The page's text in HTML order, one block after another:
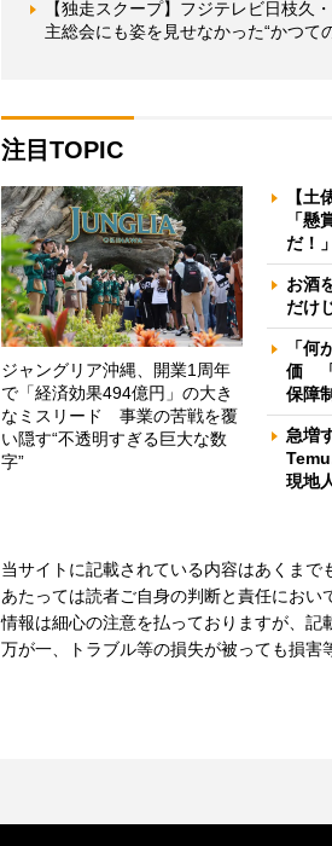
【独走スクープ】フジテレビ日枝
主総会にも姿を見せなかった“かつて
注目TOPIC
ジャングリア沖縄、開業1周年
で「経済効果494億円」の大き
なミスリード 事業の苦戦を覆
い隠す“不透明すぎる巨大な数
字”
【
「
だ！
お酒
だけ
「
価 「
保障
急増
現地
当サイトに記載されている内容はあくま
あたっては読者ご自身の判断と責任にお
情報は細心の注意を払っておりますが、記
万が一、トラブル等の損失が被っても損害